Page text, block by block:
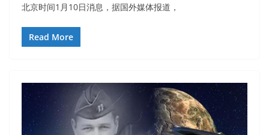
北京时间1月10日消息，据国外媒体报道，
Read More